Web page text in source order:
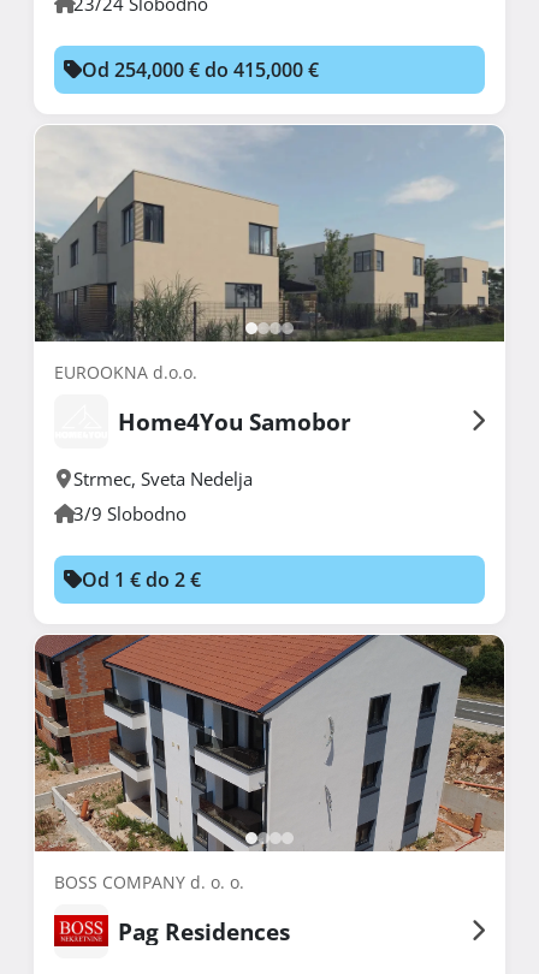
Od 254,000 € do 415,000 €
EUROOKNA d.o.o.
Home4You Samobor
Strmec, Sveta Nedelja
3/9 Slobodno
Od 1 € do 2 €
BOSS COMPANY d. o. o.
Pag Residences